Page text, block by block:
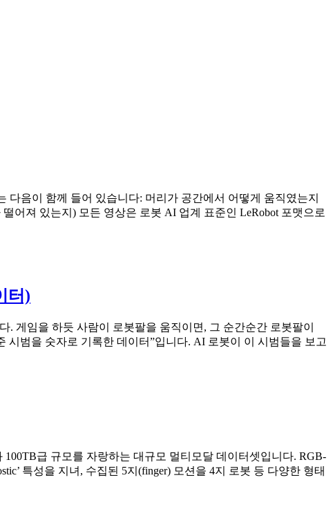
음이 함께 들어 있습니다: 머리가 공간에서 어떻게 움직였는지
어져 있는지) 모든 영상은 로봇 AI 업계 표준인 LeRobot 포맷으로
터)
. 게임을 하듯 사람이 로봇팔을 움직이면, 그 순간순간 로봇팔이
범을 숫자로 기록한 데이터”입니다. AI 로봇이 이 시범들을 보고
급 규모를 자랑하는 대규모 멀티모달 데이터셋입니다. RGB-
특성을 지녀, 수집된 5지(finger) 모션을 4지 로봇 등 다양한 형태